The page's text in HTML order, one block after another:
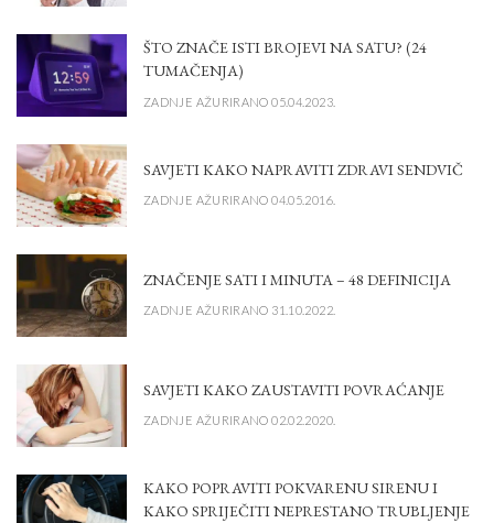
ŠTO ZNAČE ISTI BROJEVI NA SATU? (24
TUMAČENJA)
ZADNJE AŽURIRANO 05.04.2023.
SAVJETI KAKO NAPRAVITI ZDRAVI SENDVIČ
ZADNJE AŽURIRANO 04.05.2016.
ZNAČENJE SATI I MINUTA – 48 DEFINICIJA
ZADNJE AŽURIRANO 31.10.2022.
SAVJETI KAKO ZAUSTAVITI POVRAĆANJE
ZADNJE AŽURIRANO 02.02.2020.
KAKO POPRAVITI POKVARENU SIRENU I
KAKO SPRIJEČITI NEPRESTANO TRUBLJENJE